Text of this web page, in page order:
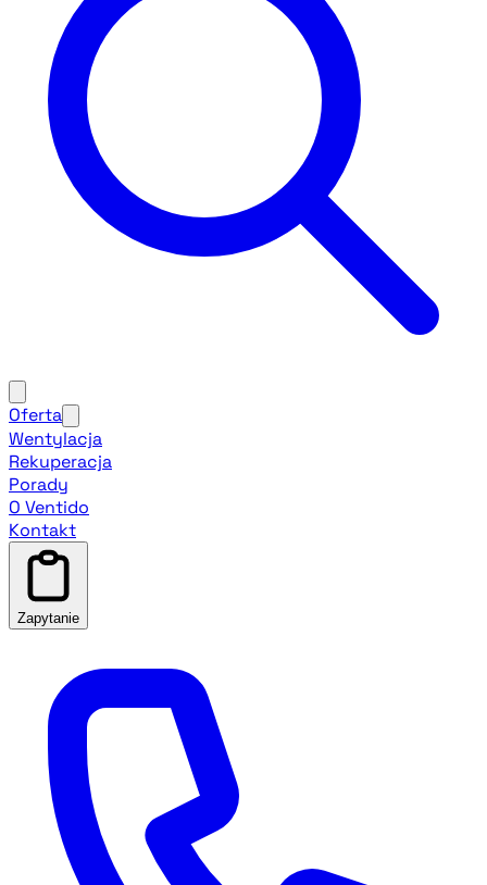
Oferta
Wentylacja
Rekuperacja
Porady
O Ventido
Kontakt
Zapytanie